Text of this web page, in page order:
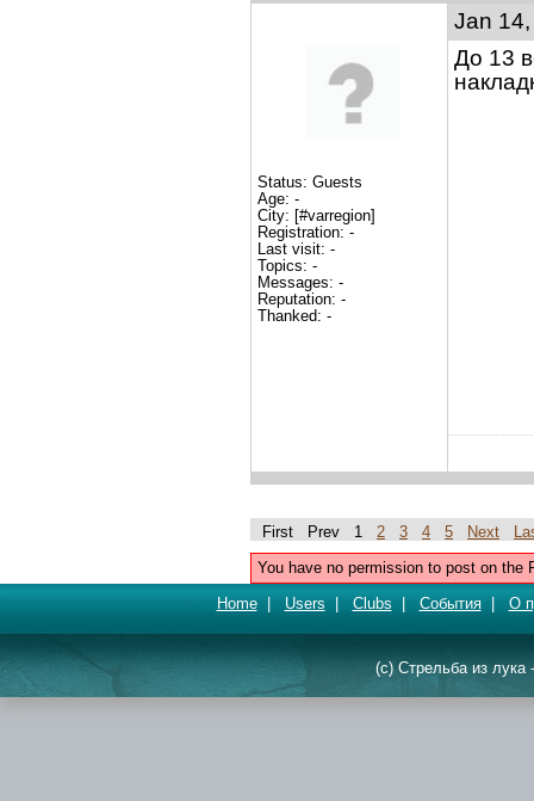
Jan
До 13
Status: Guests
Age: -
City: [#varregion]
Registration: -
Last visit: -
Topics: -
Messages: -
Reputation: -
Thanked: -
First Prev 1 2 3 4 5 Next
You have no permission to post on the
Home| Users Clubs События| О
(c) Стрельба из лука